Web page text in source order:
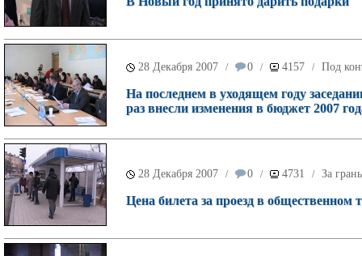
28 Декабря 2007 / 0 / 4157 / Под
На последнем в уходящем году
раз внесли изменения в бюджет 2007
28 Декабря 2007 / 0 / 4731 / За
Цена билета за проезд в общественном